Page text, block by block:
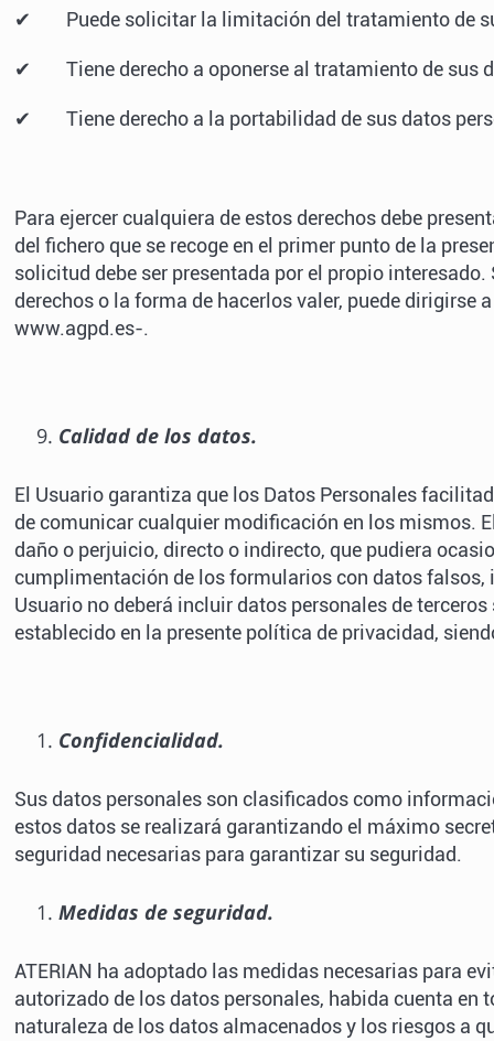
✔ Puede solicitar la limitación del tratamiento de
✔ Tiene derecho a oponerse al tratamiento de sus
✔ Tiene derecho a la portabilidad de sus datos
Para ejercer cualquiera de estos derechos debe
del fichero que se recoge en el primer punto de la
solicitud debe ser presentada por el propio
derechos o la forma de hacerlos valer, puede dirigirse
www.agpd.es-.
Calidad de los datos.
El Usuario garantiza que los Datos Personales
de comunicar cualquier modificación en los mismos.
daño o perjuicio, directo o indirecto, que pudiera
cumplimentación de los formularios con datos
Usuario no deberá incluir datos personales de
establecido en la presente política de privacidad,
Confidencialidad.
Sus datos personales son clasificados como
estos datos se realizará garantizando el máximo
seguridad necesarias para garantizar su seguridad.
Medidas de seguridad.
ATERIAN ha adoptado las medidas necesarias para
autorizado de los datos personales, habida cuenta en
naturaleza de los datos almacenados y los riesgos a